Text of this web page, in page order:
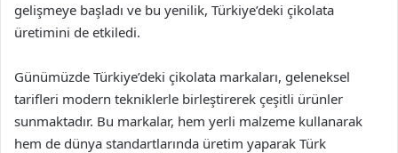
gelişmeye başladı ve bu yenilik, Türkiye’deki çikolata
üretimini de etkiledi.
Günümüzde Türkiye’deki çikolata markaları, geleneksel
tarifleri modern tekniklerle birleştirerek çeşitli ürünler
sunmaktadır. Bu markalar, hem yerli malzeme kullanarak
hem de dünya standartlarında üretim yaparak Türk